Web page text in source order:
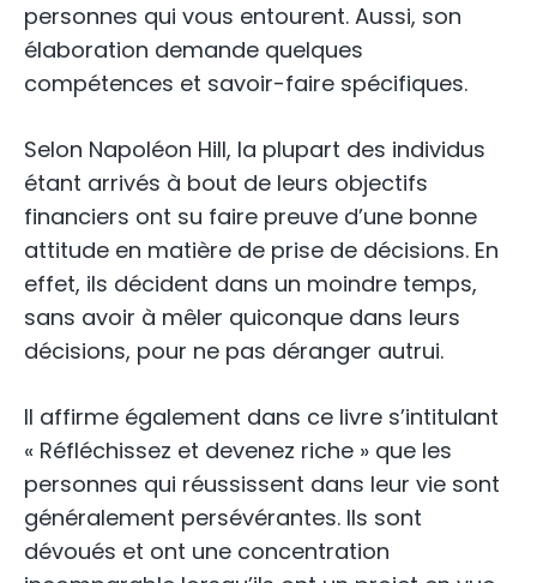
personnes qui vous entourent. Aussi, son
élaboration demande quelques
compétences et savoir-faire spécifiques.
Selon Napoléon Hill, la plupart des individus
étant arrivés à bout de leurs objectifs
financiers ont su faire preuve d’une bonne
attitude en matière de prise de décisions. En
effet, ils décident dans un moindre temps,
sans avoir à mêler quiconque dans leurs
décisions, pour ne pas déranger autrui.
Il affirme également dans ce livre s’intitulant
« Réfléchissez et devenez riche » que les
personnes qui réussissent dans leur vie sont
généralement persévérantes. Ils sont
dévoués et ont une concentration